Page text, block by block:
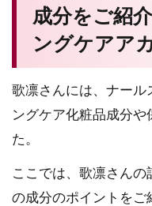
成分をご紹
ングケアア
歌凛さんには、ナール
ングケア化粧品成分や
た。
ここでは、歌凛さん
の成分のポイントをご